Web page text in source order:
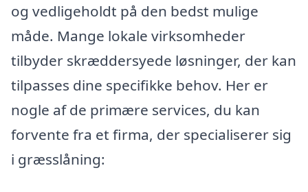
og vedligeholdt på den bedst mulige
måde. Mange lokale virksomheder
tilbyder skræddersyede løsninger, der kan
tilpasses dine specifikke behov. Her er
nogle af de primære services, du kan
forvente fra et firma, der specialiserer sig
i græsslåning: